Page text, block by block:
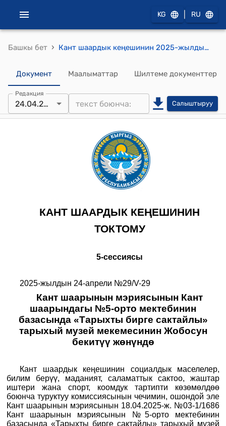
KG RU
Башкы бет › Кант шаардык кеңешинин 2025-жылдын 24-апрелиндеги №29/V-29"2025-жылдын " Кант шаарынын мэриясынын Кант шаарындагы №5-орто мектебинин базасында «Тарыхты бирге сактайлы» тарыхый музей мекемесинин Жобосун бекитүү жөнүндө" токтому
Документ Маалыматтар Шилтеме документтер
Редакция
24.04.2025 Салыштыруу